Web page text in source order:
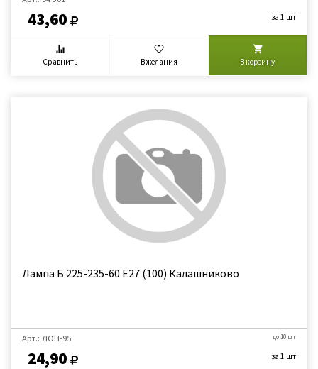
43,60 за 1 шт
Сравнить В желания В корзину
Лампа Б 225-235-60 Е27 (100) Калашниково
Арт.: ЛОН-95
24,90
до 10 шт
за 1 шт